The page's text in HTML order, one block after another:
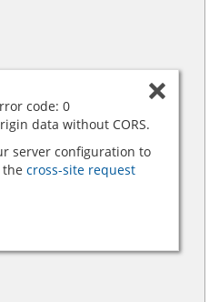
code: 0
data without CORS.
server configuration to
the cross-site request